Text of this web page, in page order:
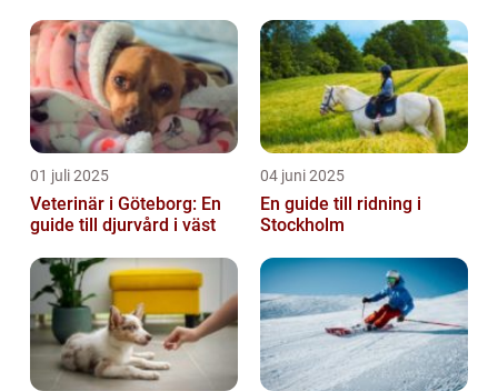
01 juli 2025
Veterinär i Göteborg: En
guide till djurvård i väst
04 juni 2025
En guide till ridning i
Stockholm